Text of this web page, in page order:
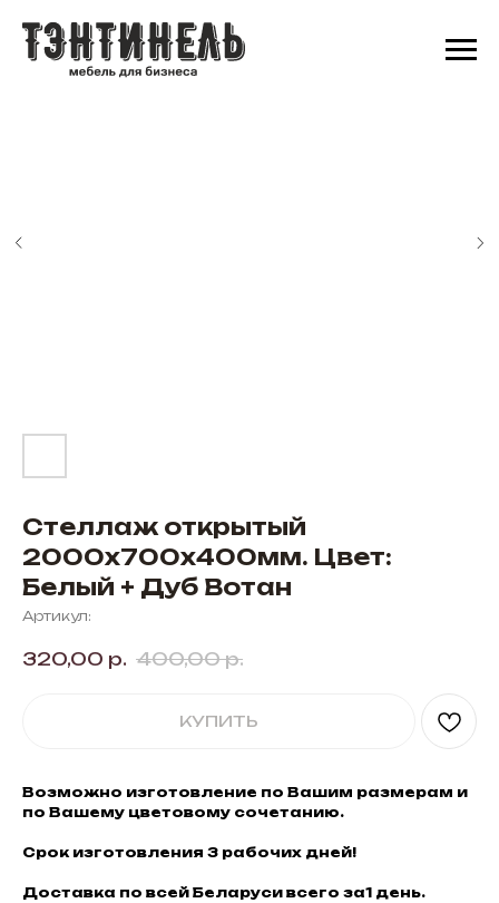
Стеллаж открытый
2000х700х400мм. Цвет:
Белый + Дуб Вотан
Артикул:
320,00 р. 400,00 р.
КУПИТЬ
Возможно изготовление по Вашим размерам и
по Вашему цветовому сочетанию.
Срок изготовления 3 рабочих дней!
Доставка по всей Беларуси всего за1 день.